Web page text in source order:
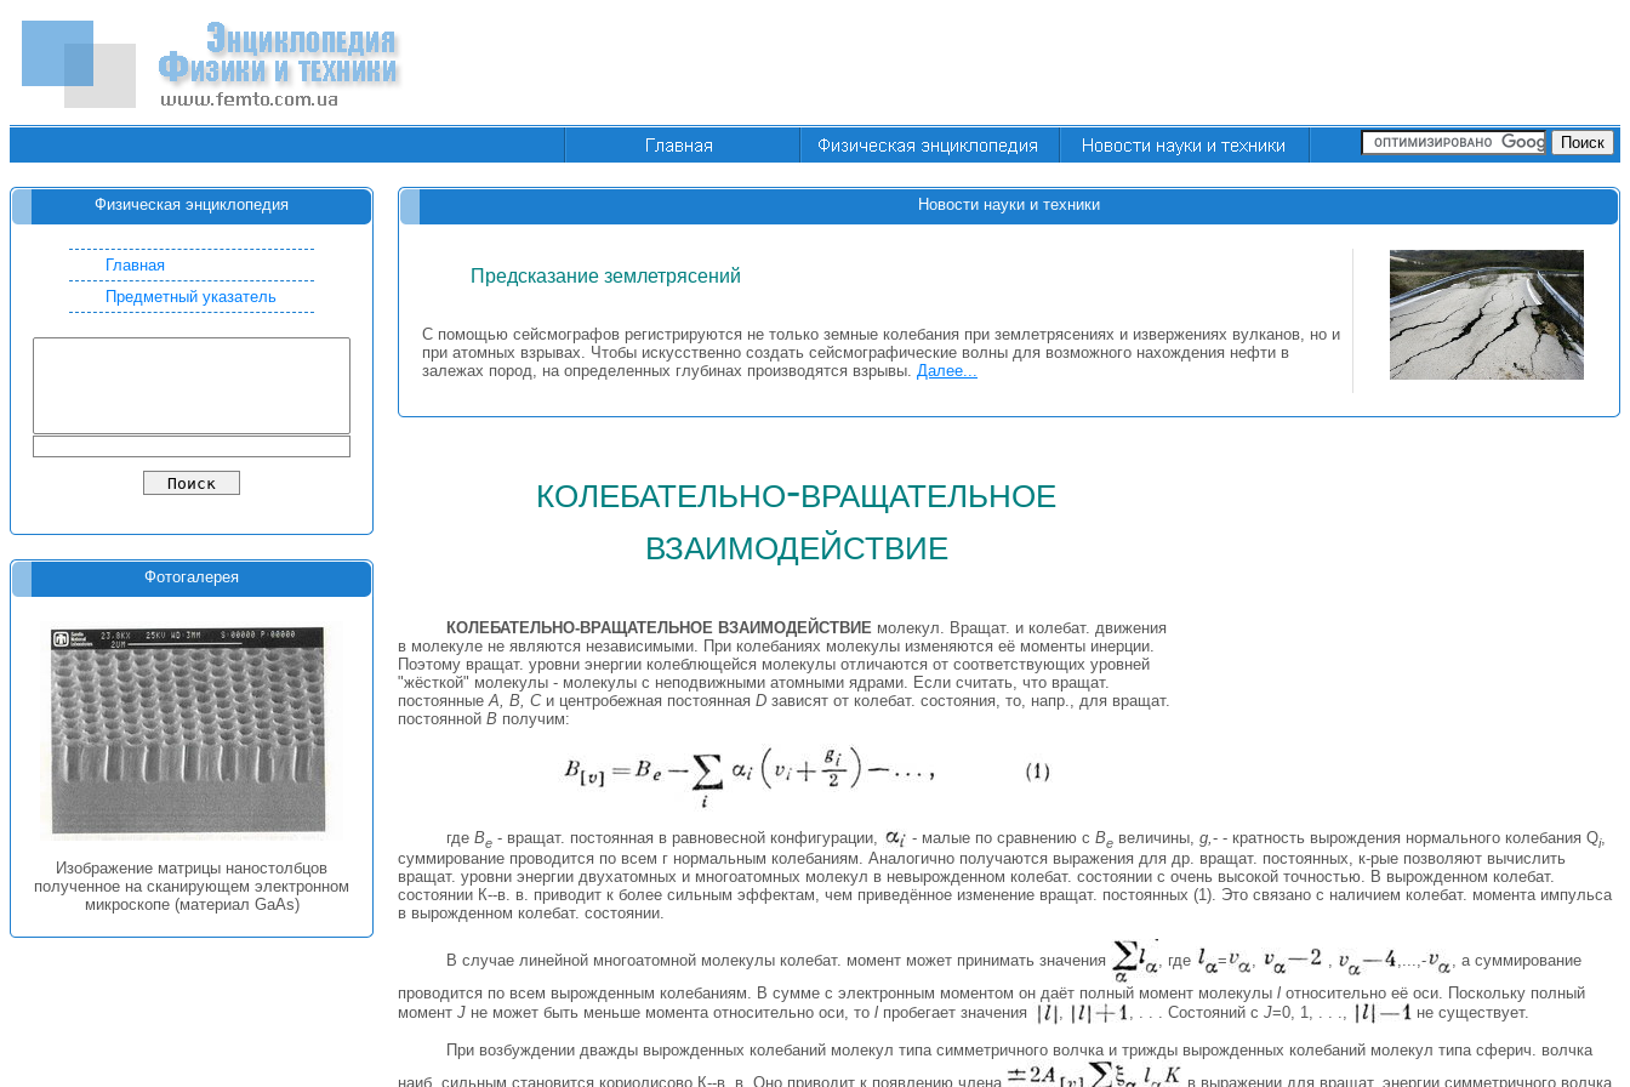
Физическая энциклопедия
Главная
Предметный указатель
Фотогалерея
Изображение матрицы наностолбцов
полученное на сканирующем электронном
микроскопе (материал GaAs)
Новости науки и техники
Предсказание землетрясений
С помощью сейсмографов регистрируются не только земные колебания при землетрясениях и извержениях вулканов, но и
при атомных взрывах. Чтобы искусственно создать сейсмографические волны для возможного нахождения нефти в
залежах пород, на определенных глубинах производятся взрывы. Далее...
колебательно-вращательное
взаимодействие
КОЛЕБАТЕЛЬНО-ВРАЩАТЕЛЬНОЕ ВЗАИМОДЕЙСТВИЕ молекул. Вращат. и колебат. движения
в молекуле не являются независимыми. При колебаниях молекулы изменяются её моменты инерции.
Поэтому вращат. уровни энергии колеблющейся молекулы отличаются от соответствующих уровней
"жёсткой" молекулы - молекулы с неподвижными атомными ядрами. Если считать, что вращат.
постоянныеА, В, Си центробежная постоянная D зависят от колебат. состояния, то, напр., для вращат.
постоянной В получим:
где Ве - вращат. постоянная в равновесной конфигурации, - малые по сравнению с Ве величины, g, - - кратность вырождения нормального колебания Qi,
суммирование проводится по всем г нормальным колебаниям. Аналогично получаются выражения для др. вращат. постоянных, к-рые позволяют вычислить
вращат. уровни энергии двухатомных и многоатомных молекул в невырожденном колебат. состоянии с очень высокой точностью. В вырожденном колебат.
состоянии К--в. в. приводит к более сильным эффектам, чем приведённое изменение вращат. постоянных (1). Это связано с наличием колебат. момента импульса
в вырожденном колебат. состоянии.
В случае линейной многоатомной молекулы колебат. момент может принимать значения , где = ,...,-
, а суммирование
проводится по всем вырожденным колебаниям. В сумме с электронным моментом он даёт полный момент молекулы l относительно её оси. Поскольку полный
момент J не может быть меньше момента относительно оси, то l пробегает значения , . . . Состояний с J=0, 1, . . ., не существует.
При возбуждении дважды вырожденных колебаний молекул типа симметричного волчка и трижды вырожденных колебаний молекул типа сферич. волчка
наиб. сильным становится кориолисово К--в. в. Оно приводит к появлению члена
в выражении для вращат. энергии симметричного волчка,